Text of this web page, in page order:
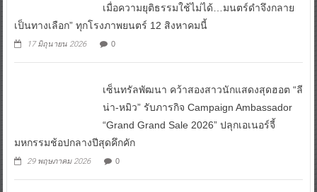
เมื่อความยุติธรรมใช้ไม่ได้…มนตร์ดำจึงกลาย
เป็นทางเลือก” ทุกโรงภาพยนตร์ 12 สิงหาคมนี้
17 มิถุนายน 2026 0
เซ็นทรัลพัฒนา คว้าสองสาวนักแสดงสุดฮอต “ลี
น่า-หมิว” รับภารกิจ Campaign Ambassador
“Grand Grand Sale 2026” ปลุกเอเนอร์จี้
มหกรรมช้อปกลางปีสุดคึกคัก
29 พฤษภาคม 2026 0